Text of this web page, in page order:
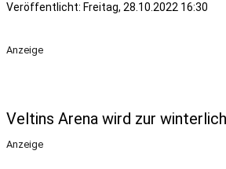
Veröffentlicht: Freitag, 28.10.2022 16:30
Anzeige
Veltins Arena wird zur
Anzeige